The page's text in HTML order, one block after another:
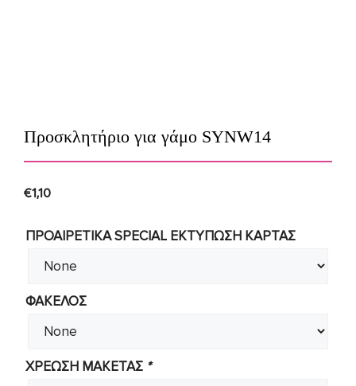
Προσκλητήριο για γάμο SYNW14
€1,10
ΠΡΟΑΙΡΕΤΙΚΑ SPECIAL ΕΚΤΥΠΩΣΗ KAΡΤΑΣ
ΦΑΚΕΛΟΣ
ΧΡΕΩΣΗ ΜΑΚΕΤΑΣ *